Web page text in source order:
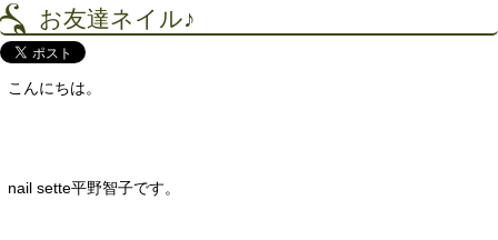
お友達ネイル♪
こんにちは。
nail sette平野智子です。